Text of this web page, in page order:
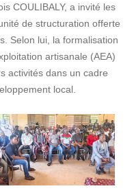
COULIBALY, a invité les
de structuration offerte
Selon lui, la formalisation
artisanale (AEA)
activités dans un cadre
local.